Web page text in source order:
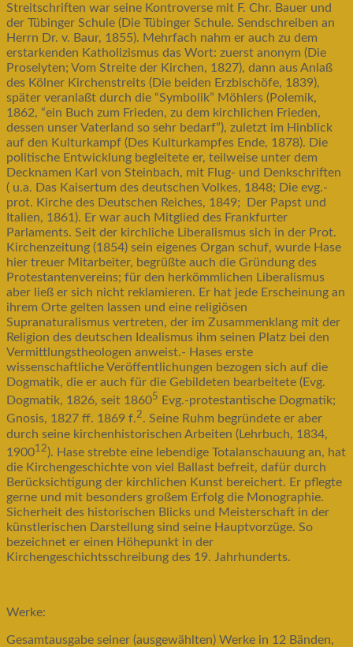
Streitschriften war seine Kontroverse mit F. Chr. Bauer und
der Tübinger Schule (Die Tübinger Schule. Sendschreiben an
Herrn Dr. v. Baur, 1855). Mehrfach nahm er auch zu dem
erstarkenden Katholizismus das Wort: zuerst anonym (Die
Proselyten; Vom Streite der Kirchen, 1827), dann aus Anlaß
des Kölner Kirchenstreits (Die beiden Erzbischöfe, 1839),
später veranlaßt durch die “Symbolik” Möhlers (Polemik,
1862, “ein Buch zum Frieden, zu dem kirchlichen Frieden,
dessen unser Vaterland so sehr bedarf”), zuletzt im Hinblick
auf den Kulturkampf (Des Kulturkampfes Ende, 1878). Die
politische Entwicklung begleitete er, teilweise unter dem
Decknamen Karl von Steinbach, mit Flug- und Denkschriften
( u.a. Das Kaisertum des deutschen Volkes, 1848; Die evg.-
prot. Kirche des Deutschen Reiches, 1849; Der Papst und
Italien, 1861). Er war auch Mitglied des Frankfurter
Parlaments. Seit der kirchliche Liberalismus sich in der Prot.
Kirchenzeitung (1854) sein eigenes Organ schuf, wurde Hase
hier treuer Mitarbeiter, begrüßte auch die Gründung des
Protestantenvereins; für den herkömmlichen Liberalismus
aber ließ er sich nicht reklamieren. Er hat jede Erscheinung an
ihrem Orte gelten lassen und eine religiösen
Supranaturalismus vertreten, der im Zusammenklang mit der
Religion des deutschen Idealismus ihm seinen Platz bei den
Vermittlungstheologen anweist.- Hases erste
wissenschaftliche Veröffentlichungen bezogen sich auf die
Dogmatik, die er auch für die Gebildeten bearbeitete (Evg.
Dogmatik, 1826, seit 18605 Evg.-protestantische Dogmatik;
Gnosis, 1827 ff. 1869 f.2. Seine Ruhm begründete er aber
durch seine kirchenhistorischen Arbeiten (Lehrbuch, 1834,
190012). Hase strebte eine lebendige Totalanschauung an, hat
die Kirchengeschichte von viel Ballast befreit, dafür durch
Berücksichtigung der kirchlichen Kunst bereichert. Er pflegte
gerne und mit besonders großem Erfolg die Monographie.
Sicherheit des historischen Blicks und Meisterschaft in der
künstlerischen Darstellung sind seine Hauptvorzüge. So
bezeichnet er einen Höhepunkt in der
Kirchengeschichtsschreibung des 19. Jahrhunderts.
Werke:
Gesamtausgabe seiner (ausgewählten) Werke in 12 Bänden,